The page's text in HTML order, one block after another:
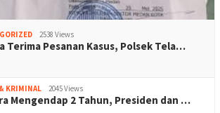
2538 Views
Terima Pesanan Kasus, Polsek Tela…
KRIMINAL 2045 Views
Mengendap 2 Tahun, Presiden dan …